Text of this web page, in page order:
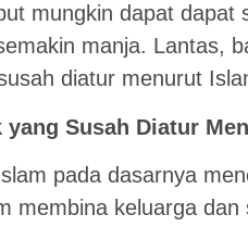
mungkin dapat dapat
manja. Lantas,
diatur menurut
yang Susah Diatur
pada dasarnya
membina keluarga